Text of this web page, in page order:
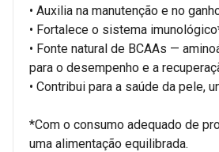
• Auxilia na manutenção e no
• Fortalece o sistema
• Fonte natural de BCAAs —
para o desempenho e a
• Contribui para a saúde da pele,
*Com o consumo adequado de
uma alimentação equilibrada.